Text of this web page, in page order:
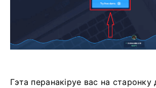
Гэта перанакіруе вас на